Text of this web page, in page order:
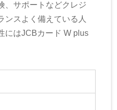
、サポートなどクレジ
ンスよく備えている人
にはJCBカード W plus